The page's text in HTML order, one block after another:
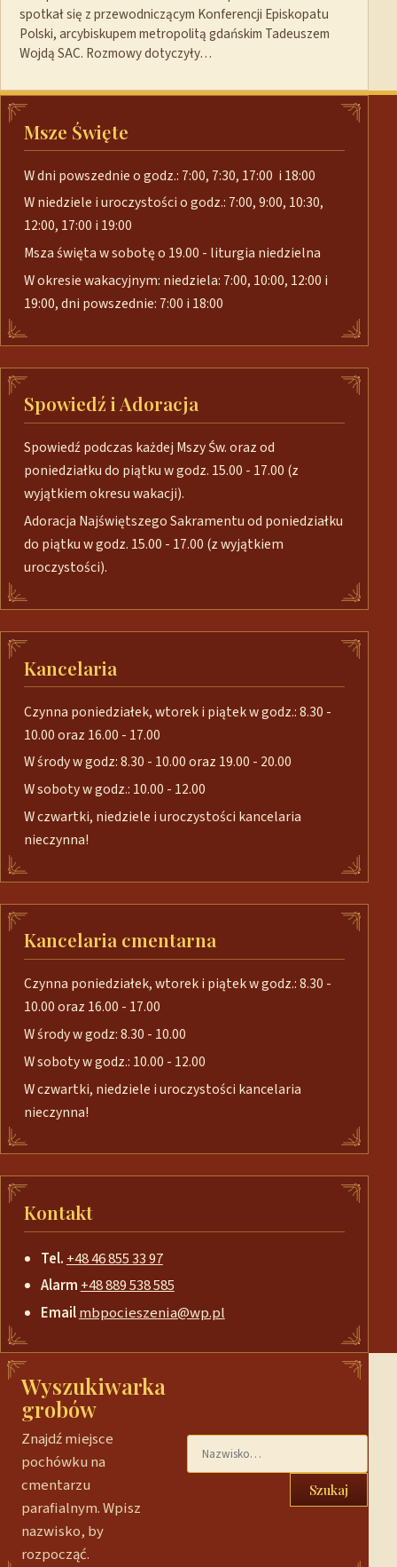
spotkał się z przewodniczącym Konferencji Episkopatu
Polski, arcybiskupem metropolitą gdańskim Tadeuszem
Wojdą SAC. Rozmowy dotyczyły…
Msze Święte
W dni powszednie o godz.: 7:00, 7:30, 17:00 i 18:00
W niedziele i uroczystości o godz.: 7:00, 9:00, 10:30,
12:00, 17:00 i 19:00
Msza święta w sobotę o 19.00 - liturgia niedzielna
W okresie wakacyjnym: niedziela: 7:00, 10:00, 12:00 i
19:00, dni powszednie: 7:00 i 18:00
Spowiedź i Adoracja
Spowiedź podczas każdej Mszy Św. oraz od
poniedziałku do piątku w godz. 15.00 - 17.00 (z
wyjątkiem okresu wakacji).
Adoracja Najświętszego Sakramentu od poniedziałku
do piątku w godz. 15.00 - 17.00 (z wyjątkiem
uroczystości).
Kancelaria
Czynna poniedziałek, wtorek i piątek w godz.: 8.30 -
10.00 oraz 16.00 - 17.00
W środy w godz: 8.30 - 10.00 oraz 19.00 - 20.00
W soboty w godz.: 10.00 - 12.00
W czwartki, niedziele i uroczystości kancelaria
nieczynna!
Kancelaria cmentarna
Czynna poniedziałek, wtorek i piątek w godz.: 8.30 -
10.00 oraz 16.00 - 17.00
W środy w godz: 8.30 - 10.00
W soboty w godz.: 10.00 - 12.00
W czwartki, niedziele i uroczystości kancelaria
nieczynna!
Kontakt
Tel. +48 46 855 33 97
Alarm+48 889 538 585
Emailmbpocieszenia@wp.pl
Wyszukiwarka
grobów
Znajdź miejsce
pochówku na
cmentarzu
parafialnym. Wpisz
nazwisko, by
rozpocząć.
Szukaj